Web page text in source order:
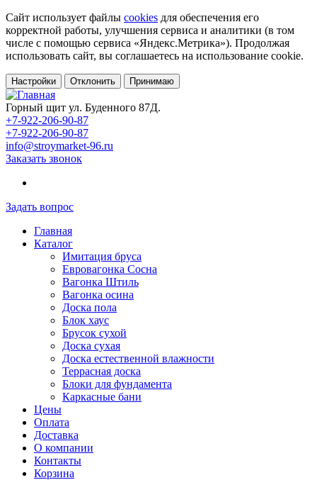
Сайт использует файлы cookies для обеспечения его
корректной работы, улучшения сервиса и аналитики (в том
числе с помощью сервиса «Яндекс.Метрика»). Продолжая
использовать сайт, вы соглашаетесь на использование cookie.
Настройки Отклонить Принимаю
Горный щит ул. Буденного 87Д.
+7-922-206-90-87
+7-922-206-90-87
info@stroymarket-96.ru
Заказать звонок
Задать вопрос
Главная
Каталог
Имитация бруса
Евровагонка Сосна
Вагонка Штиль
Вагонка осина
Доска пола
Блок хаус
Брусок сухой
Доска сухая
Доска естественной влажности
Террасная доска
Блоки для фундамента
Каркасные бани
Цены
Оплата
Доставка
О компании
Контакты
Корзина